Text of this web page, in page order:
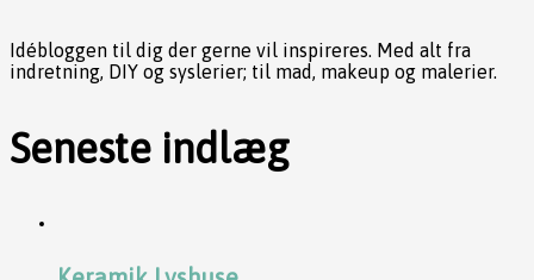
Idébloggen til dig der gerne vil inspireres. Med alt fra
indretning, DIY og syslerier; til mad, makeup og malerier.
Seneste indlæg